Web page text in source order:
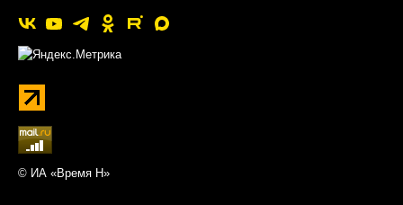
© ИА «Время Н»